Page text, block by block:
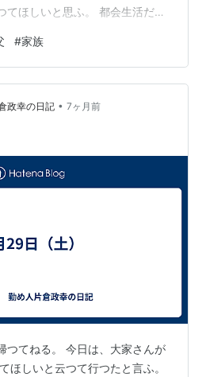
てほしいと思ふ。 都会生活だ、
、たまつたものではない。 明
茨城あたりの片いなかの） 三交
人を中心とする 家に、旧態依然
何としても 気に入らない。義
美を おんぶしてゐる。君代が
#家族
政幸の日記 • 7ヶ月前
つてねる。 今日は、大家さんが
ほしいと云つて行つたと言ふ。